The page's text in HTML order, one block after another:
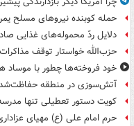
حمله کوبنده نیروهای مسلح
دلایل ردّ محموله‌های غذایی
حزب‌الله خواستار توقف
خود فروخته‌ها چطور با موساد
آتش‌سوزی در منطقه
کویت دستور تعطیلی تنها مدرسه
حرم امام علی (ع) مهیای